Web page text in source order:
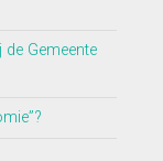
Gemeente